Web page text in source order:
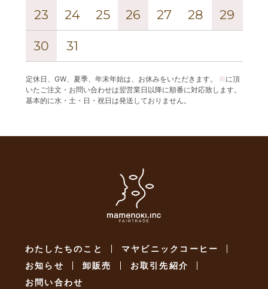
23 24 25 26 27 28 29
30 31
定休日、GW、夏季、年末年始は、お休みをいただきます。
に頂
いたご注文・お問い合わせは翌営業日以降に順番に対応致します。
基本的に水・土・日・祝日は発送しておりません。
わたしたちのこと
マヤビニックコーヒー
お知らせ
卸販売
お取引先紹介
お問い合わせ